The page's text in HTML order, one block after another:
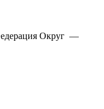
Округ —